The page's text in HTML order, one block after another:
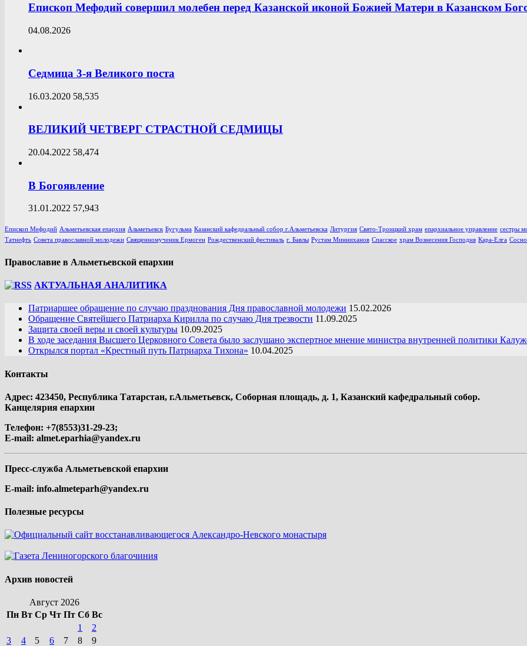
Епископ Мефодий совершил молебен перед Казанской иконой Божией Матери в Казанском
04.08.2026
Седмица 3-я Великого поста
16.03.2020 58,535
ВЕЛИКИЙ ЧЕТВЕРГ СТРАСТНОЙ СЕДМИЦЫ
20.04.2022 58,474
В Богоявление
31.01.2022 57,943
Епископ Мефодий Альметьевская епархия Альметьевск Бугульма Казанский кафедральный собор г.Альметьевска Литургия Свято-Троицкий храм епархиальное управление сестры
Татнефть Совета православной молодежи Священномученик Ермоген Рождественский фестиваль г. Бавлы Рустам Минниханов Спасское храм Вознесения Господня Кара-Елга
Православие в Альметьевской епархии
АКТУАЛЬНАЯ АНАЛИТИКА
Патриаршее обращение по случаю празднования Дня православной молодежи 15.02.2026
Обращение Святейшего Патриарха Кирилла по случаю Дня трезвости 11.09.2025
Защита своей веры и своей культуры 10.09.2025
В ходе заседания Высшего Церковного Совета было заслушано экспертное мнение министра внутренней политики
Открылся портал «Крестный путь Патриарха Тихона» 10.04.2025
Контакты
Адрес: 423450, Республика Татарстан, г.Альметьевск, Соборная площадь, д. 1, Казанский кафедральный собор.
Канцелярия епархии
Телефон: +7(8553)31-29-23;
E-mail: almet.eparhia@yandex.ru
Пресс-служба Альметьевской епархии
E-mail: info.almeteparh@yandex.ru
Полезные ресурсы
Архив новостей
Август 2026
Пн Вт Ср Чт Пт Сб Вс
1
2
3
4 5 6 7 8 9